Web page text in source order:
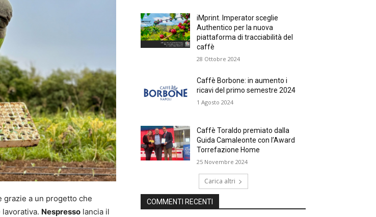
grazie a un progetto che
Nespresso lancia il
iMprint. Imperator sceglie
Authentico per la nuova
piattaforma di tracciabilità del
caffè
28 Ottobre 2024
Caffè Borbone: in aumento i
ricavi del primo semestre 2024
1 Agosto 2024
Caffè Toraldo premiato dalla
Guida Camaleonte con l’Award
Torrefazione Home
25 Novembre 2024
Carica altri
COMMENTI RECENTI